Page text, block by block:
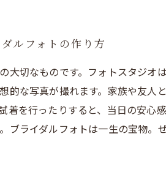
ルフォトの作り方
大切なものです。フォトスタジ
的な写真が撮れます。家族や友
着を行ったりすると、当日の安
ライダルフォトは一生の宝物。